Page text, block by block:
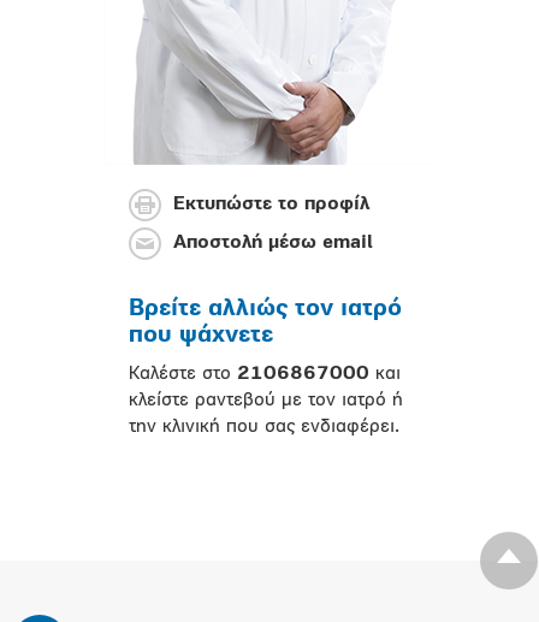
Εκτυπώστε το προφίλ
Αποστολή μέσω email
Βρείτε αλλιώς τον ιατρό
που ψάχνετε
Καλέστε στο 2106867000 και
κλείστε ραντεβού με τον ιατρό ή
την κλινική που σας ενδιαφέρει.